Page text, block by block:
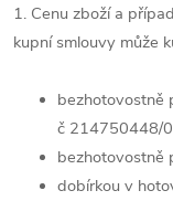
1. Cenu zboží a
kupní smlouvy může
bezhotovostně
č 214750448/
bezhotovostně
dobírkou v